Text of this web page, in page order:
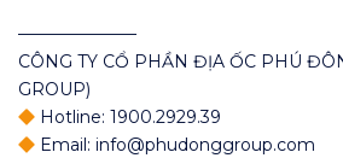
———————
CÔNG TY CỔ PHẦN ĐỊA ỐC PHÚ
GROUP)
Hotline: 1900.2929.39
Email: info@phudonggroup.com